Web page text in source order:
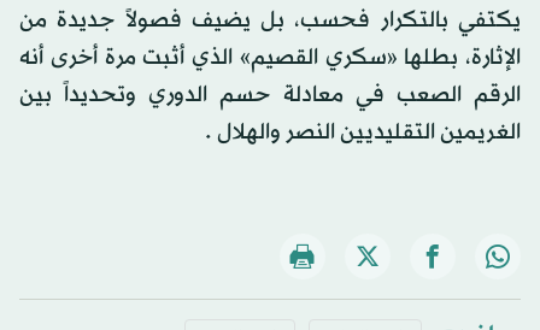
يكتفي بالتكرار فحسب، بل يضيف فصولاً جديدة من
الإثارة، بطلها «سكري القصيم» الذي أثبت مرة أخرى أنه
الرقم الصعب في معادلة حسم الدوري وتحديداً بين
الغريمين التقليديين النصر والهلال .